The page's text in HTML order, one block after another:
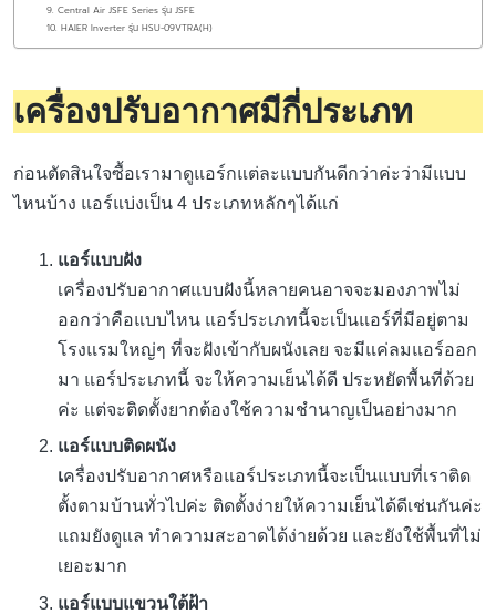
9. Central Air JSFE Series รุ่น JSFE
10. HAIER Inverter รุ่น HSU-09VTRA(H)
เครื่องปรับอากาศมีกี่ประเภท
ก่อนตัดสินใจซื้อเรามาดูแอร์กแต่ละแบบกันดีกว่าค่ะว่ามีแบบ
ไหนบ้าง แอร์แบ่งเป็น 4 ประเภทหลักๆได้แก่
แอร์แบบฝัง
เครื่องปรับอากาศแบบฝังนี้หลายคนอาจจะมองภาพไม่
ออกว่าคือแบบไหน แอร์ประเภทนี้จะเป็นแอร์ที่มีอยู่ตาม
โรงแรมใหญ่ๆ ที่จะฝังเข้ากับผนังเลย จะมีแค่ลมแอร์ออก
มา แอร์ประเภทนี้ จะให้ความเย็นได้ดี ประหยัดพื้นที่ด้วย
ค่ะ แต่จะติดตั้งยากต้องใช้ความชำนาญเป็นอย่างมาก
แอร์แบบติดผนัง
เครื่องปรับอากาศหรือแอร์ประเภทนี้จะเป็นแบบที่เราติด
ตั้งตามบ้านทั่วไปค่ะ ติดตั้งง่ายให้ความเย็นได้ดีเช่นกันค่ะ
แถมยังดูแล ทำความสะอาดได้ง่ายด้วย และยังใช้พื้นที่ไม่
เยอะมาก
แอร์แบบแขวนใต้ฝ้า